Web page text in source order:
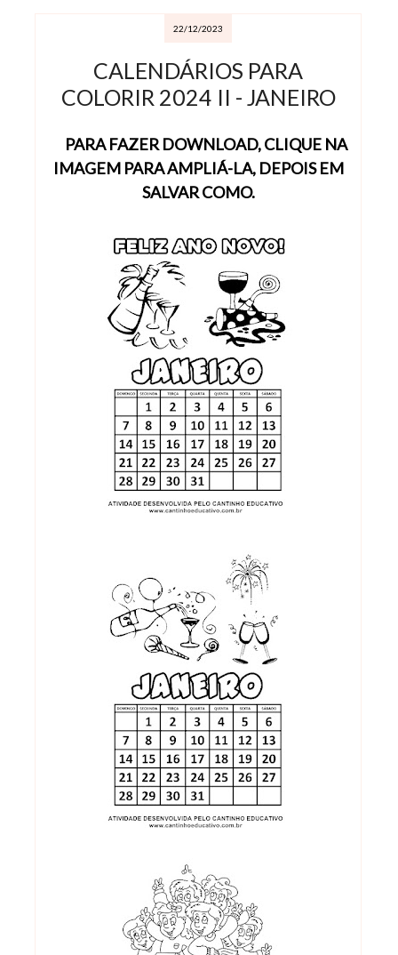
22/12/2023
CALENDÁRIOS PARA
COLORIR 2024 II - JANEIRO
PARA FAZER DOWNLOAD, CLIQUE NA
IMAGEM PARA AMPLIÁ-LA, DEPOIS EM
SALVAR COMO.